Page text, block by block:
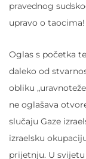
pravednog
upravo o taocima!
Oglas s početka
daleko od
obliku
ne oglašava
slučaju Gaze
izraelsku
prijetnju. U